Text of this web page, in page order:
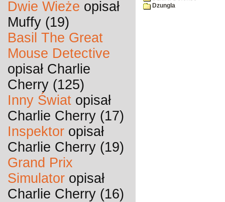
Dwie Wieże opisał
Muffy (19)
Basil The Great
Mouse Detective
opisał Charlie
Cherry (125)
Inny Świat opisał
Charlie Cherry (17)
Inspektor opisał
Charlie Cherry (19)
Grand Prix
Simulator opisał
Charlie Cherry (16)
Dzungla